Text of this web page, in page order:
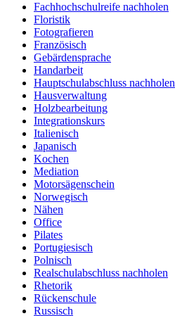
Fachhochschulreife nachholen
Floristik
Fotografieren
Französisch
Gebärdensprache
Handarbeit
Hauptschulabschluss nachholen
Hausverwaltung
Holzbearbeitung
Integrationskurs
Italienisch
Japanisch
Kochen
Mediation
Motorsägenschein
Norwegisch
Nähen
Office
Pilates
Portugiesisch
Polnisch
Realschulabschluss nachholen
Rhetorik
Rückenschule
Russisch